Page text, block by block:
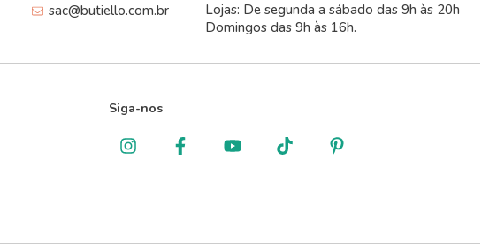
sac@butiello.com.br
Lojas: De segunda a sábado das 9h às 20h
Domingos das 9h às 16h.
Siga-nos